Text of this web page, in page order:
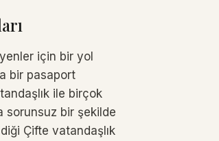
için bir yol
bir pasaport
ile birçok
sorunsuz bir şekilde
Çifte vatandaşlık